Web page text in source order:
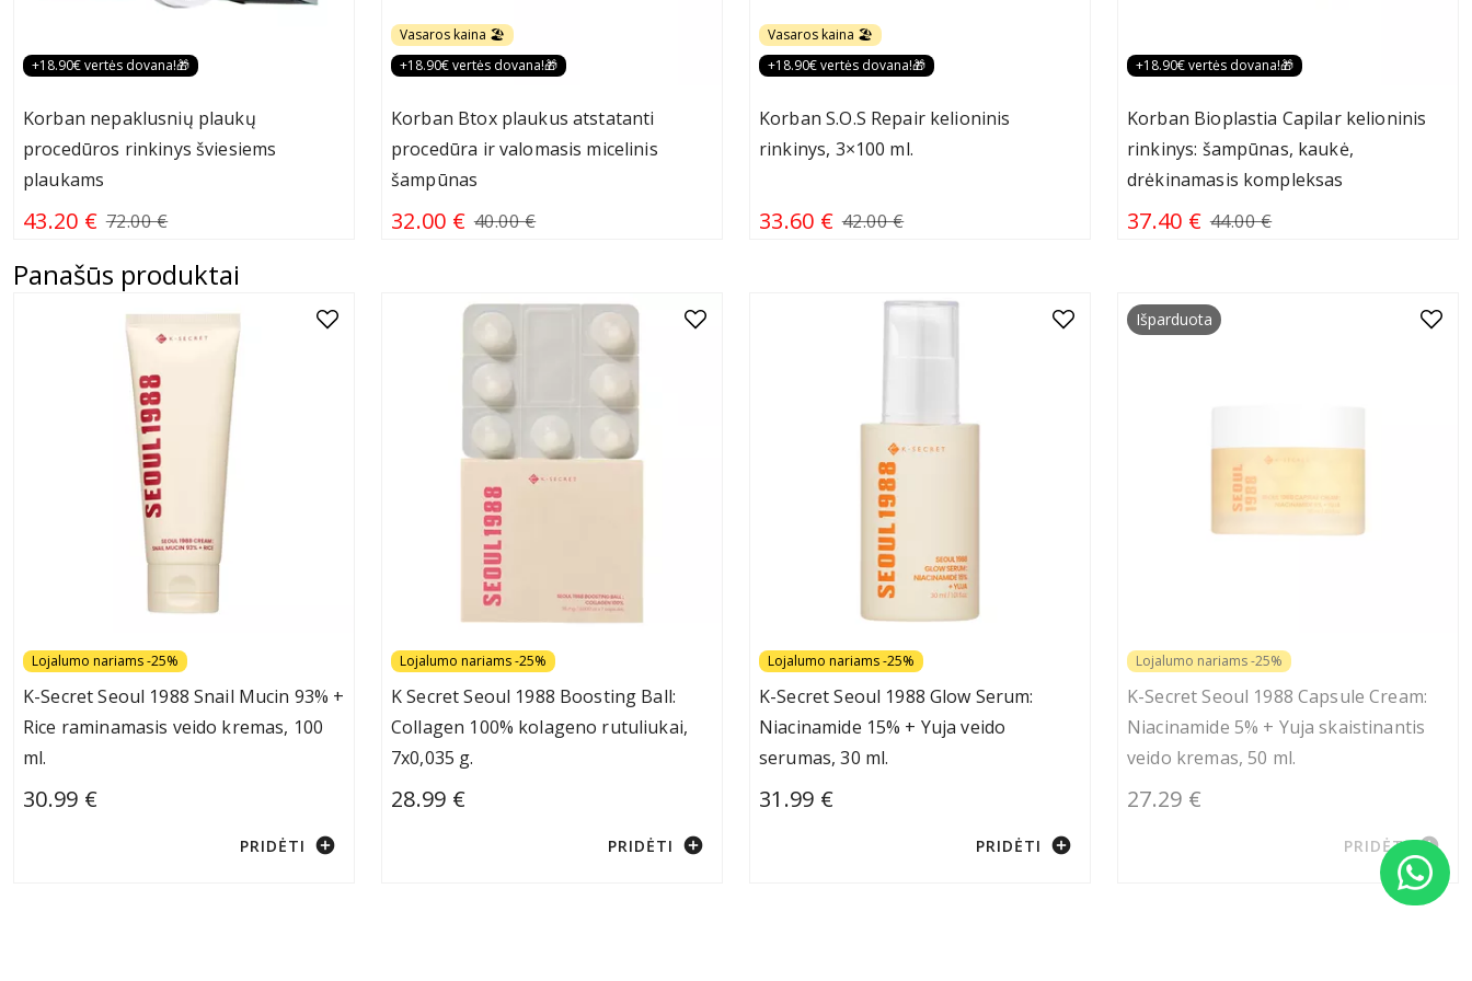
+18.90€ vertės dovana!🎁
Korban nepaklusnių plaukų
procedūros rinkinys šviesiems
plaukams
43.20 € 72.00 €
Vasaros kaina 🏖️
+18.90€ vertės dovana!🎁
Korban Btox plaukus atstatanti
procedūra ir valomasis micelinis
šampūnas
32.00 € 40.00 €
Vasaros kaina 🏖️
+18.90€ vertės dovana!🎁
Korban S.O.S Repair kelioninis
rinkinys, 3×100 ml.
33.60 € 42.00 €
+18.90€ vertės dovana!🎁
Korban Bioplastia Capilar kelioninis
rinkinys: šampūnas, kaukė,
drėkinamasis kompleksas
37.40 € 44.00 €
Panašūs produktai
Lojalumo nariams -25%
K-Secret Seoul 1988 Snail Mucin 93% +
Rice raminamasis veido kremas, 100
ml.
30.99 €
PRIDĖTI add_circle
Lojalumo nariams -25%
K Secret Seoul 1988 Boosting Ball:
Collagen 100% kolageno rutuliukai,
7x0,035 g.
28.99 €
PRIDĖTI add_circle
Lojalumo nariams -25%
K-Secret Seoul 1988 Glow Serum:
Niacinamide 15% + Yuja veido
serumas, 30 ml.
31.99 €
PRIDĖTI add_circle
Lojalumo nariams -25%
K-Secret Seoul 1988 Capsule Cream:
Niacinamide 5% + Yuja skaistinantis
veido kremas, 50 ml.
27.29 €
Išparduota
PRIDĖTI add_circle